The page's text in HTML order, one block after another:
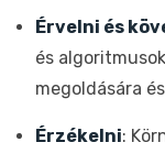
Érvelni és
és
megoldására
Érzékelni: